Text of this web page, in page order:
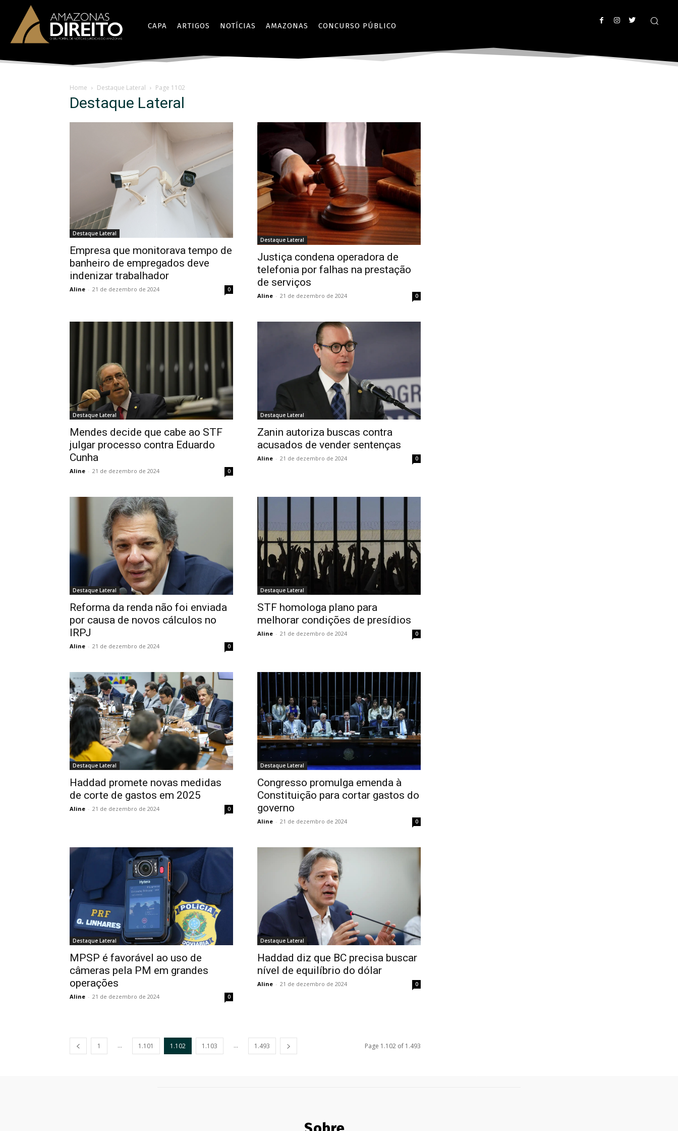
CAPA ARTIGOS NOTÍCIAS AMAZONAS CONCURSO PÚBLICO
Home Destaque Lateral Page 1102
Destaque Lateral
Destaque Lateral
Empresa que monitorava tempo de
banheiro de empregados deve
indenizar trabalhador
Aline - 21 de dezembro de 2024 0
Destaque Lateral
Justiça condena operadora de
telefonia por falhas na prestação
de serviços
Aline - 21 de dezembro de 2024 0
Destaque Lateral
Mendes decide que cabe ao STF
julgar processo contra Eduardo
Cunha
Aline - 21 de dezembro de 2024 0
Destaque Lateral
Zanin autoriza buscas contra
acusados de vender sentenças
Aline - 21 de dezembro de 2024 0
Destaque Lateral
Reforma da renda não foi enviada
por causa de novos cálculos no
IRPJ
Aline - 21 de dezembro de 2024 0
Destaque Lateral
STF homologa plano para
melhorar condições de presídios
Aline - 21 de dezembro de 2024 0
Destaque Lateral
Haddad promete novas medidas
de corte de gastos em 2025
Aline - 21 de dezembro de 2024 0
Destaque Lateral
Congresso promulga emenda à
Constituição para cortar gastos do
governo
Aline - 21 de dezembro de 2024 0
Destaque Lateral
MPSP é favorável ao uso de
câmeras pela PM em grandes
operações
Aline - 21 de dezembro de 2024 0
Destaque Lateral
Haddad diz que BC precisa buscar
nível de equilíbrio do dólar
Aline - 21 de dezembro de 2024 0
1 ... 1.101 1.102 1.103 ... 1.493 Page 1.102 of 1.493